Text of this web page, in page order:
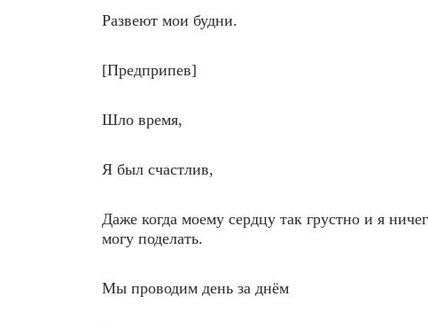
Развеют мои будни.
[Предприпев]
Шло время,
Я был счастлив,
Даже когда моему сердцу так грустно и я
могу поделать.
Мы проводим день за днём